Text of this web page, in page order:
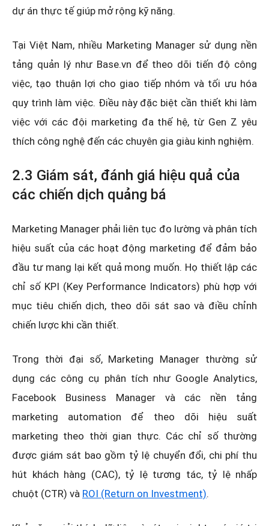
dự án thực tế giúp mở rộng kỹ năng.
Tại Việt Nam, nhiều Marketing Manager sử dụng nền
tảng quản lý như Base.vn để theo dõi tiến độ công
việc, tạo thuận lợi cho giao tiếp nhóm và tối ưu hóa
quy trình làm việc. Điều này đặc biệt cần thiết khi làm
việc với các đội marketing đa thế hệ, từ Gen Z yêu
thích công nghệ đến các chuyên gia giàu kinh nghiệm.
2.3 Giám sát, đánh giá hiệu quả của
các chiến dịch quảng bá
Marketing Manager phải liên tục đo lường và phân tích
hiệu suất của các hoạt động marketing để đảm bảo
đầu tư mang lại kết quả mong muốn. Họ thiết lập các
chỉ số KPI (Key Performance Indicators) phù hợp với
mục tiêu chiến dịch, theo dõi sát sao và điều chỉnh
chiến lược khi cần thiết.
Trong thời đại số, Marketing Manager thường sử
dụng các công cụ phân tích như Google Analytics,
Facebook Business Manager và các nền tảng
marketing automation để theo dõi hiệu suất
marketing theo thời gian thực. Các chỉ số thường
được giám sát bao gồm tỷ lệ chuyển đổi, chi phí thu
hút khách hàng (CAC), tỷ lệ tương tác, tỷ lệ nhấp
chuột (CTR) và ROI (Return on Investment).